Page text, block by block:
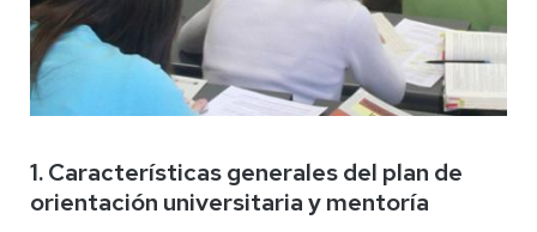
1. Características generales del plan de
orientación universitaria y mentoría